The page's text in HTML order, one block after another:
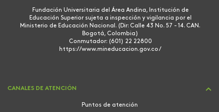
Fundación Universitaria del Área Andina, Institución de
Educación Superior sujeta a inspección y vigilancia por el
Ministerio de Educación Nacional. (Dir: Calle 43 No. 57 - 14. CAN.
Bogotá, Colombia)
Conmutador: (601) 22 22800
https://www.mineducacion.gov.co/
CANALES DE ATENCIÓN
Puntos de atención